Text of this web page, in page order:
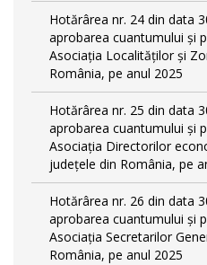
Hotărârea nr. 24 din data
aprobarea cuantumului și
Asociația Localităților și
România, pe anul 2025
Hotărârea nr. 25 din data
aprobarea cuantumului și
Asociația Directorilor
județele din România, pe
Hotărârea nr. 26 din data
aprobarea cuantumului și
Asociația Secretarilor
România, pe anul 2025